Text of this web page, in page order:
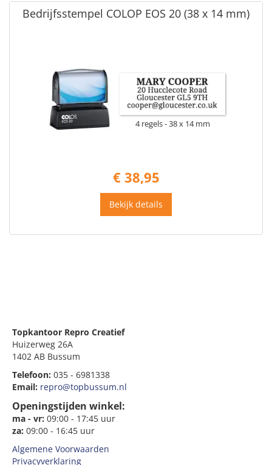
Bedrijfsstempel COLOP EOS 20 (38 x 14 mm)
4 regels 38 x 14 mm
€ 38,95
Bekijk details
Topkantoor Repro Creatief
Huizerweg 26A
1402 AB Bussum
Telefoon: 035 - 6981338
Email: repro@topbussum.nl
Openingstijden winkel:
ma - vr: 09:00 - 17:45 uur
za: 09:00 - 16:45 uur
Algemene Voorwaarden
Privacyverklaring